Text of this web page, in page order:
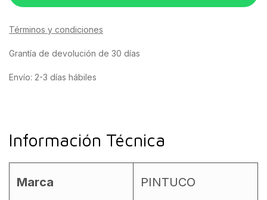
Términos y condiciones
Grantía de devolución de 30 días
Envío: 2-3 días hábiles
Información Técnica
Marca PINTUCO